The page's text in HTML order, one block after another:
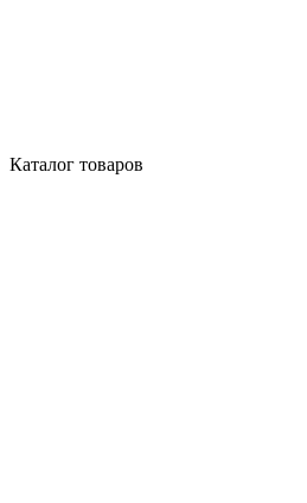
Каталог товаров